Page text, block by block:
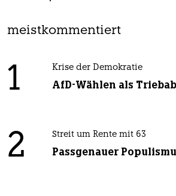
meistkommentiert
1 Krise der Demokratie
AfD-Wählen als
2 Streit um Rente mit 63
Passgenauer